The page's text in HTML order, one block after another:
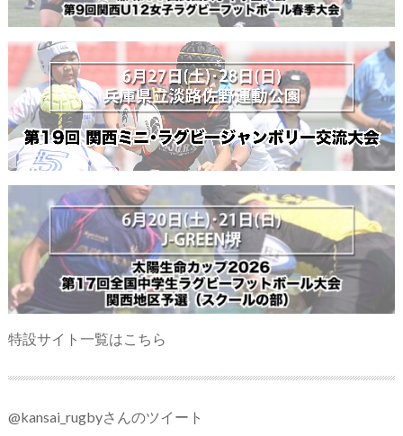
特設サイト一覧はこちら
@kansai_rugbyさんのツイート